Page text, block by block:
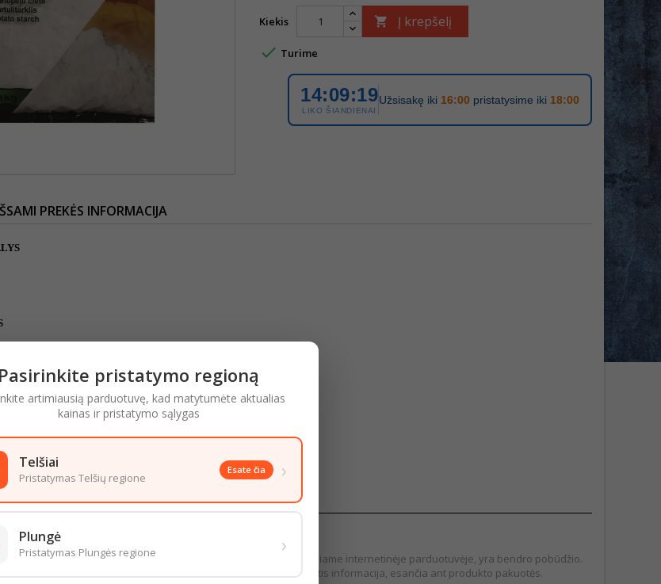
Kiekis  Į krepšelį
 Turime
14:09:19
LIKO ŠIANDIENAI
Užsisakę iki 16:00 pristatysime iki 18:00
PREKĖS INFORMACIJA
0°C iki 25°C.
g/ml)
kJ / 324,00 Kcal
0,1 g
g
tiek skirtis nuo pateiktos nuotraukoje. Informacija, kurią pateikiame internetinėje parduotuvėje, yra bendro pobūdžio.
pateikiama ant produkto pakuotės. Rekomenduojame vadovautis informacija, esančia ant produkto pakuotės.
Pasirinkite pristatymo regioną
artimiausią parduotuvę, kad matytumėte aktualias
kainas ir pristatymo sąlygas
Telšiai
Pristatymas Telšių regione
Esate čia ›
Plungė
Pristatymas Plungės regione ›